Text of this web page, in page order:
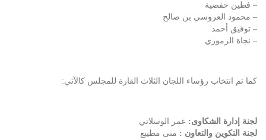
– ⁠فطين حفصية
– ⁠محمود العروسي بن صالح
– ⁠توفيق أحمد
– ⁠نجاة الزموري
كما تم انتخاب رؤساء اللجان الثلاث القارة للمجلس كالآتي:
لجنة إدارة الشكاوى: عمر الوسلاتي
لجنة التكوين والتعاون : منى مطيبع